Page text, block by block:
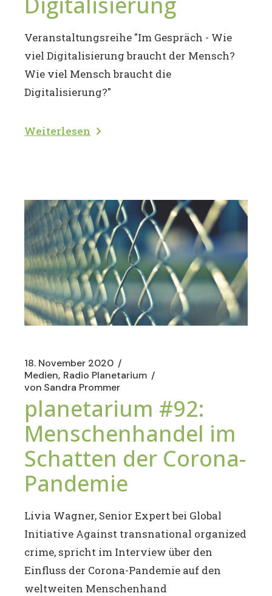
Veranstaltungsreihe "Im Gespräch - Wie
viel Digitalisierung braucht der Mensch?
Wie viel Mensch braucht die
Digitalisierung?"
Weiterlesen
18. November 2020
Medien Radio Planetarium
von Sandra Prommer
planetarium #92:
Menschenhandel im
Schatten der Corona-
Pandemie
Livia Wagner, Senior Expert bei Global
Initiative Against transnational organized
crime, spricht im Interview über den
Einfluss der Corona-Pandemie auf den
weltweiten Menschenhand